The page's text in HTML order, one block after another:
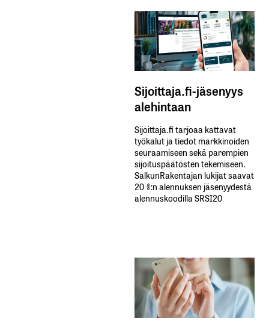
Sijoittaja.fi-jäsenyys
alehintaan
Sijoittaja.fi tarjoaa kattavat
työkalut ja tiedot markkinoiden
seuraamiseen sekä parempien
sijoituspäätösten tekemiseen.
SalkunRakentajan lukijat saavat
20 %:n alennuksen jäsenyydestä
alennuskoodilla SRSI20